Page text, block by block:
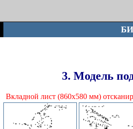
3. Модель
Вкладной лист (860х580 мм)